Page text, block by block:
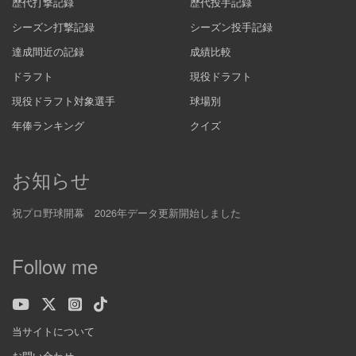
シーズン打撃記録
シーズン投手記録
達成間近の記録
成績比較
ドラフト
現役ドラフト
現役ドラフト対象選手
球場別
年俸ランキング
クイズ
お知らせ
祝プロ野球開幕 2026年データ更新開始しました
Follow me
当サイトについて